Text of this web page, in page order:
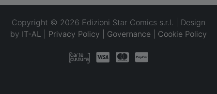
Copyright © 2026 Edizioni Star Comics s.r.l. | Design
by IT-AL Privacy Policy Governance Cookie Policy